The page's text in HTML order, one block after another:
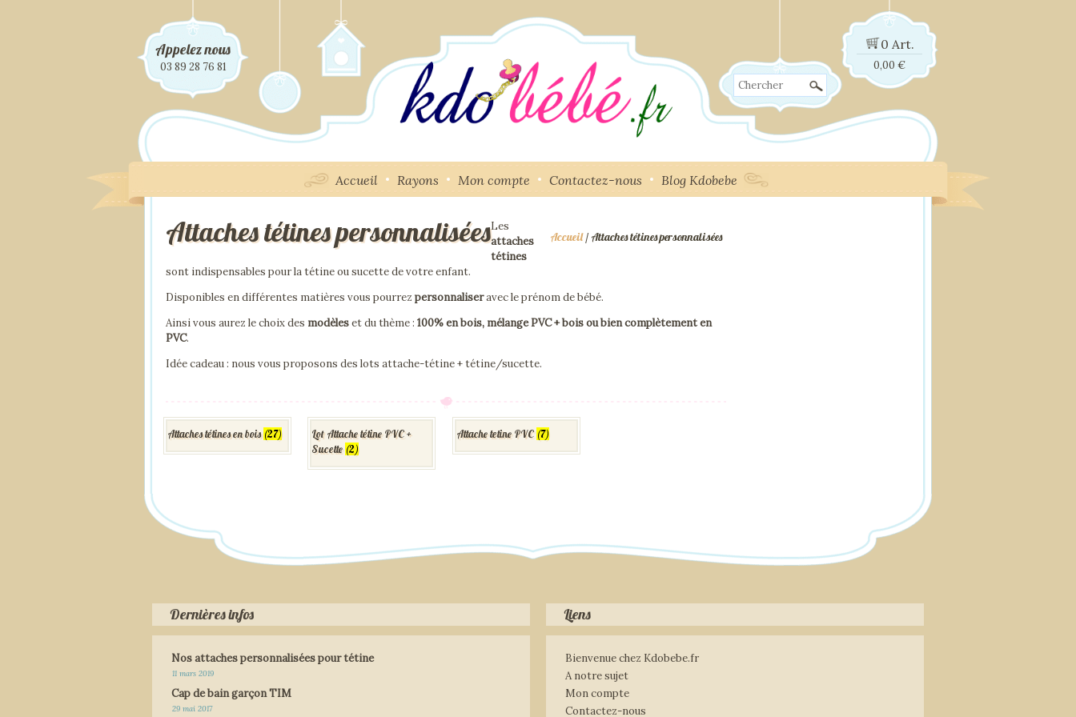
Appelez nous
03 89 28 76 81
Chercher
0 Art.
0,00 €
Accueil Rayons Mon compte Contactez-nous Blog Kdobebe
Accueil/ Attaches tétines personnalisées
Attaches tétines personnaliséesLes
attaches
tétines
sont indispensables pour la tétine ou sucette de votre enfant.
Disponibles en différentes matières vous pourrez personnaliseravec le prénom de bébé.
Ainsi vous aurez le choix des modèleset du thème : 100% en bois, mélange PVC + bois ou bien complètement en
PVC.
Idée cadeau : nous vous proposons des lots attache-tétine + tétine/sucette.
Attaches tétines en bois(27)
Lot Attache tétine PVC +
Sucette(2)
Attache tetine PVC(7)
Dernières infos
Nos attaches personnalisées pour tétine
11 mars 2019
Cap de bain garçon TIM
29 mai 2017
Liens
Bienvenue chez Kdobebe.fr
A notre sujet
Mon compte
Contactez-nous